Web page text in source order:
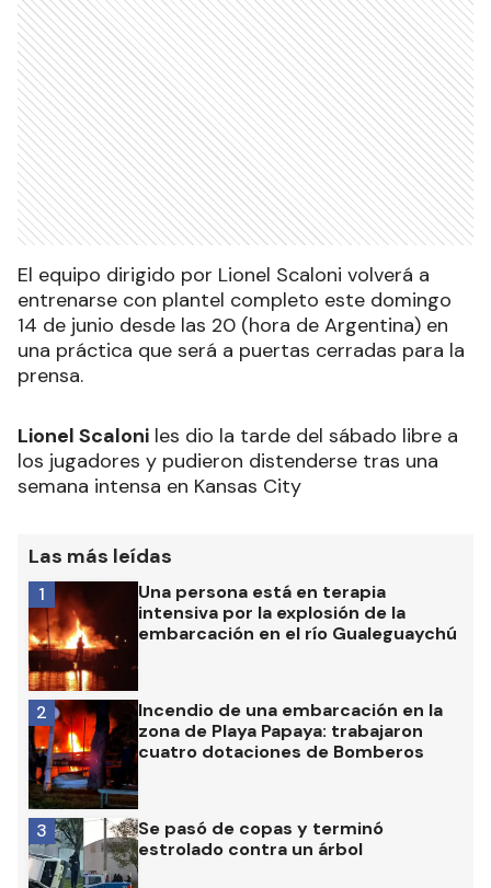
El equipo dirigido por Lionel Scaloni volverá a
entrenarse con plantel completo este domingo
14 de junio desde las 20 (hora de Argentina) en
una práctica que será a puertas cerradas para la
prensa.
Lionel Scaloni les dio la tarde del sábado libre a
los jugadores y pudieron distenderse tras una
semana intensa en Kansas City
Las más leídas
Una persona está en terapia
intensiva por la explosión de la
embarcación en el río Gualeguaychú
1
Incendio de una embarcación en la
zona de Playa Papaya: trabajaron
cuatro dotaciones de Bomberos
2
Se pasó de copas y terminó
estrolado contra un árbol
3